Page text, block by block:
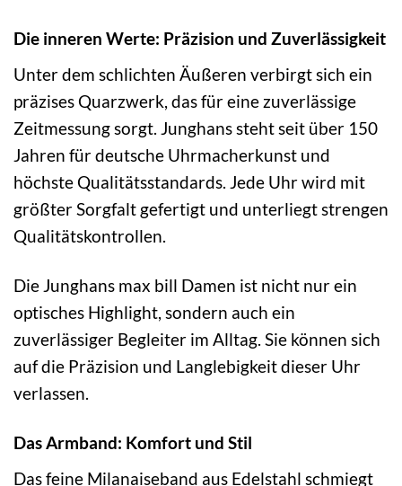
Die inneren Werte: Präzision und Zuverlässigkeit
Unter dem schlichten Äußeren verbirgt sich ein
präzises Quarzwerk, das für eine zuverlässige
Zeitmessung sorgt. Junghans steht seit über 150
Jahren für deutsche Uhrmacherkunst und
höchste Qualitätsstandards. Jede Uhr wird mit
größter Sorgfalt gefertigt und unterliegt strengen
Qualitätskontrollen.
Die Junghans max bill Damen ist nicht nur ein
optisches Highlight, sondern auch ein
zuverlässiger Begleiter im Alltag. Sie können sich
auf die Präzision und Langlebigkeit dieser Uhr
verlassen.
Das Armband: Komfort und Stil
Das feine Milanaiseband aus Edelstahl schmiegt